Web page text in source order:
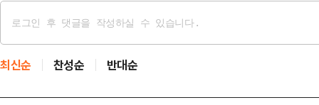
최신순 찬성순 반대순